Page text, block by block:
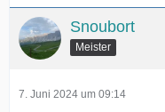
Snoubort
Meister
7. Juni 2024 um 09:14